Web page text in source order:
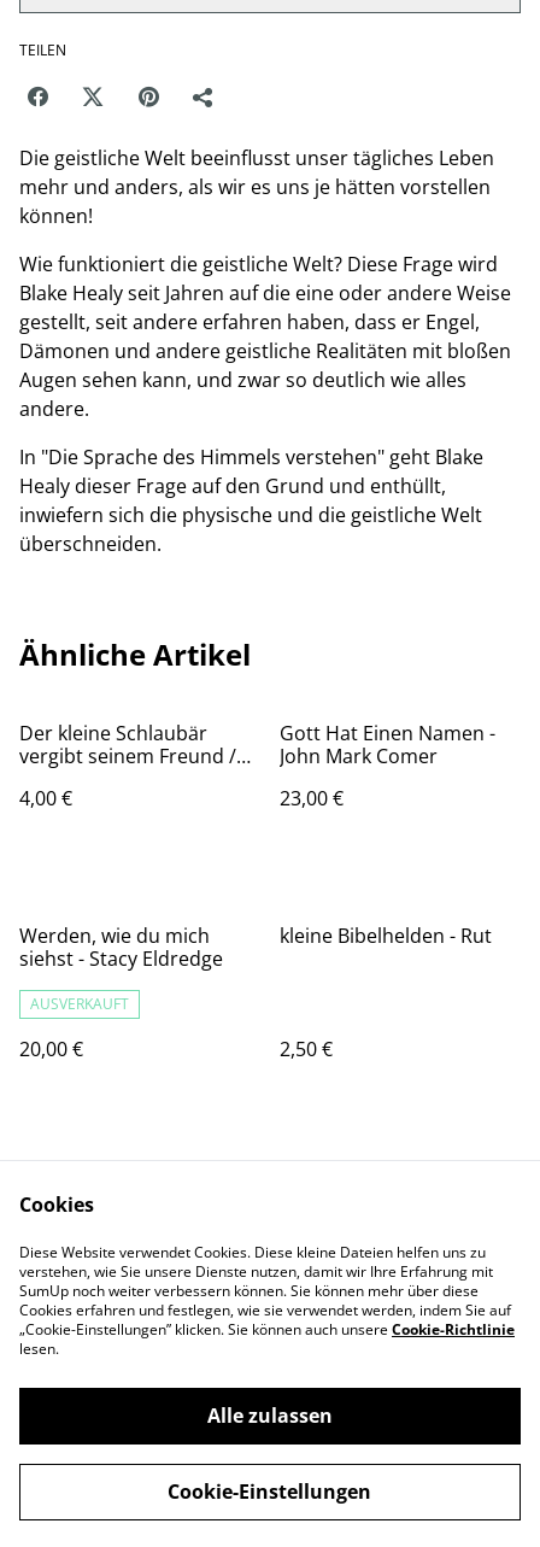
TEILEN
Die geistliche Welt beeinflusst unser tägliches Leben
mehr und anders, als wir es uns je hätten vorstellen
können!
Wie funktioniert die geistliche Welt? Diese Frage wird
Blake Healy seit Jahren auf die eine oder andere Weise
gestellt, seit andere erfahren haben, dass er Engel,
Dämonen und andere geistliche Realitäten mit bloßen
Augen sehen kann, und zwar so deutlich wie alles
andere.
In "Die Sprache des Himmels verstehen" geht Blake
Healy dieser Frage auf den Grund und enthüllt,
inwiefern sich die physische und die geistliche Welt
überschneiden.
Ähnliche Artikel
Der kleine Schlaubär
vergibt seinem Freund /
Steve
4,00 €
Gott Hat Einen Namen -
John Mark Comer
23,00 €
Werden, wie du mich
siehst - Stacy Eldredge
AUSVERKAUFT
20,00 €
kleine Bibelhelden - Rut
2,50 €
Kontaktieren Sie uns
Rechtliche
Bestimmungen
Datenschutzbestimm
ungen von SumUp
Cookie-Richtlinie
©2026Hillsong Church Germany Store
powered by
Cookies
Diese Website verwendet Cookies. Diese kleine Dateien helfen uns zu
verstehen, wie Sie unsere Dienste nutzen, damit wir Ihre Erfahrung mit
SumUp noch weiter verbessern können. Sie können mehr über diese
Cookies erfahren und festlegen, wie sie verwendet werden, indem Sie auf
„Cookie-Einstellungen” klicken. Sie können auch unsereCookie-Richtlinie
lesen.
Alle zulassen
Cookie-Einstellungen